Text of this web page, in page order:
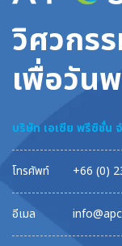
วิศวกร
เพื่อวัน
บริษัท เอเซีย พรีซิชั่น
โทรศัพท์ +66 (0)
อีเมล